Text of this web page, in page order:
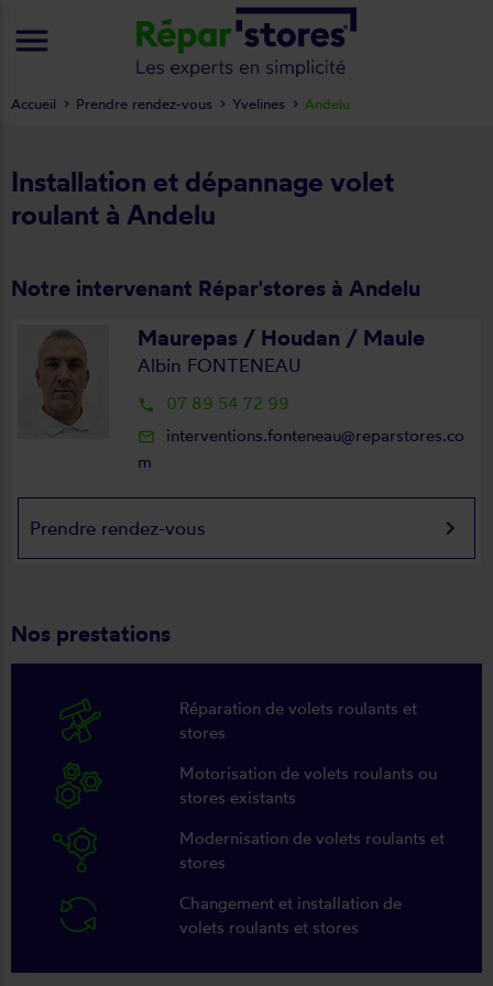
Installation et dépannage volet
roulant à Andelu
Notre intervenant Répar'stores à Andelu
Maurepas / Houdan / Maule
Albin FONTENEAU
local_phone 07 89 54 72 99
mail_outline
interventions.fonteneau@reparstores.co
m
Prendre rendez-vous keyboard_arrow_right
Nos prestations
Réparation de volets roulants et
stores
Motorisation de volets roulants ou
stores existants
Modernisation de volets roulants et
stores
Changement et installation de
volets roulants et stores
Accueil Prendre rendez-vous Yvelines Andelu
menu